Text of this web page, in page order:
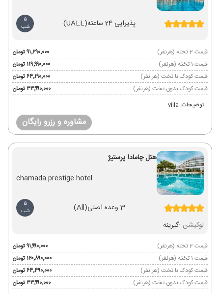
پذیرایی 24 ساعته (UALL)
5
شب
قیمت 2 تخته (هرنفر)
۹۱٬۲۹۰٬۰۰۰ تومان
قیمت 1 تخته (هرنفر)
۱۱۹٬۹۹۰٬۰۰۰ تومان
قیمت کودک با تخت (هر نفر)
۶۴٬۱۹۰٬۰۰۰ تومان
قیمت کودک بدون تخت (هرنفر)
۳۳٬۹۹۰٬۰۰۰ تومان
توضیحات: villa
مشاوره و رزرو رایگان
هتل چامادا پرستیژ
chamada prestige hotel
3 وعده اصلی (All)
5
شب
لوکیشن :گیرینه
قیمت 2 تخته (هرنفر)
۹۱٬۹۹۰٬۰۰۰ تومان
قیمت 1 تخته (هرنفر)
۱۲۰٬۸۹۰٬۰۰۰ تومان
قیمت کودک با تخت (هر نفر)
۶۴٬۴۹۰٬۰۰۰ تومان
قیمت کودک بدون تخت (هرنفر)
۳۳٬۹۹۰٬۰۰۰ تومان